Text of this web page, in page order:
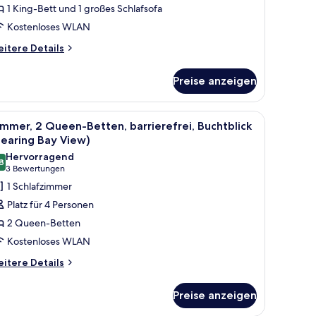
1 King-Bett und 1 großes Schlafsofa
Kostenloses WLAN
Details
Preise anzeigen
mit Blick auf die Stadt.
Schreibtisch mit Stuhl, einem Fernseher und einem großen Fenster mit
Queen-
Ein Hotelzimmer mit zwei Betten, einem
5
2 Queen-Betten, barrierefrei, Buchtblick
Bay View)
von 10
Hervorragend
3 Bewertungen
(3
Bewertungen)
1 Schlafzimmer
Platz für 4 Personen
2 Queen-Betten
Kostenloses WLAN
Details
Preise anzeigen